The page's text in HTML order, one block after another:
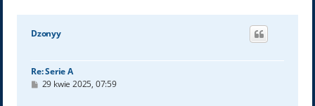
Dzonyy
Re: Serie A
P29 kwie 2025, 07:59